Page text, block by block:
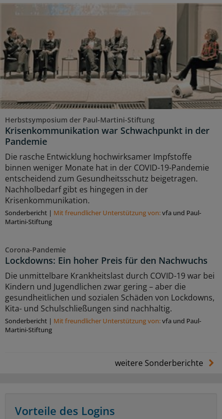
Herbstsymposium der Paul-Martini-Stiftung
Krisenkommunikation war Schwachpunkt in der
Pandemie
Die rasche Entwicklung hochwirksamer Impfstoffe
binnen weniger Monate hat in der COVID-19-Pandemie
entscheidend zum Gesundheitsschutz beigetragen.
Nachholbedarf gibt es hingegen in der
Krisenkommunikation.
Sonderbericht | Mit freundlicher Unterstützung von:vfa und Paul-
Martini-Stiftung
Corona-Pandemie
Lockdowns: Ein hoher Preis für den Nachwuchs
Die unmittelbare Krankheitslast durch COVID-19 war bei
Kindern und Jugendlichen zwar gering – aber die
gesundheitlichen und sozialen Schäden von Lockdowns,
Kita- und Schulschließungen sind nachhaltig.
Sonderbericht | Mit freundlicher Unterstützung von:vfa und Paul-
Martini-Stiftung
weitere Sonderberichte
Vorteile des Logins